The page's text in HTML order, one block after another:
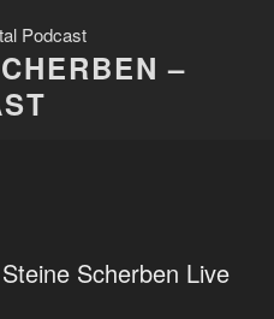
–
Scherben Live